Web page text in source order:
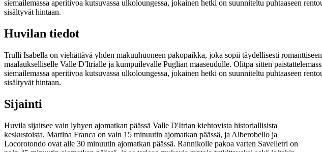
siemailemassa aperitivoa kutsuvassa ulkoloungessa, jokainen hetki on suunniteltu puhtaaseen
sisältyvät hintaan.
Huvilan tiedot
Trulli Isabella on viehättävä yhden makuuhuoneen pakopaikka, joka sopii täydellisesti
maalaukselliselle Valle D'Itrialle ja kumpuilevalle Puglian maaseudulle. Olitpa sitten
siemailemassa aperitivoa kutsuvassa ulkoloungessa, jokainen hetki on suunniteltu puhtaaseen
sisältyvät hintaan.
Sijainti
Huvila sijaitsee vain lyhyen ajomatkan päässä Valle D'Itrian kiehtovista historiallisista
keskustoista. Martina Franca on vain 15 minuutin ajomatkan päässä, ja Alberobello ja
Locorotondo ovat alle 30 minuutin ajomatkan päässä. Rannikolle pakoa varten Savelletri on